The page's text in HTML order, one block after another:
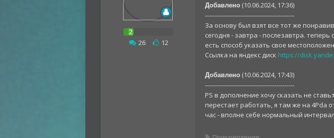
26 12
Добавлено (10.06.2024, 17:36)
---------------------------------------------
За основу был взят все тот же
сегодня - завтра - послезавтра.
есть способ указать свое
Ссылка на яндекс диск https://
Добавлено (10.06.2024, 17:43)
---------------------------------------------
PS в дополнение хочу сказать не
перестает работать, я там же на 4Pda
час - вполне себе нормальный интервал